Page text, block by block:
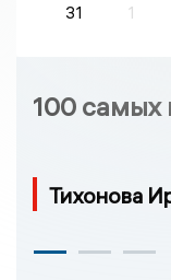
31
1
100 самых
Тихонова